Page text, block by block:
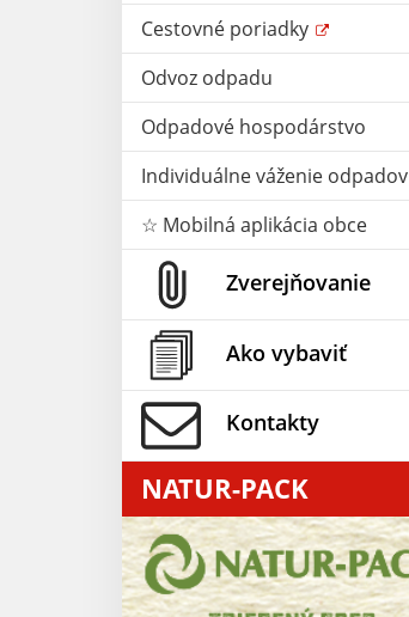
Cestovné poriadky
Odvoz odpadu
Odpadové hospodárstvo
Individuálne váženie odpadov
☆ Mobilná aplikácia obce
Zverejňovanie
Ako vybaviť
Kontakty
NATUR-PACK